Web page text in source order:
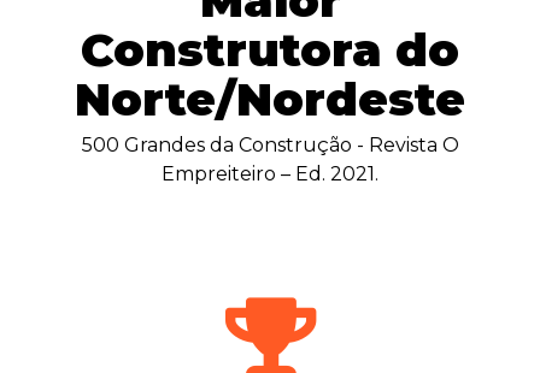
Construtora do
Norte/Nordeste
500 Grandes da Construção - Revista O
Empreiteiro – Ed. 2021.